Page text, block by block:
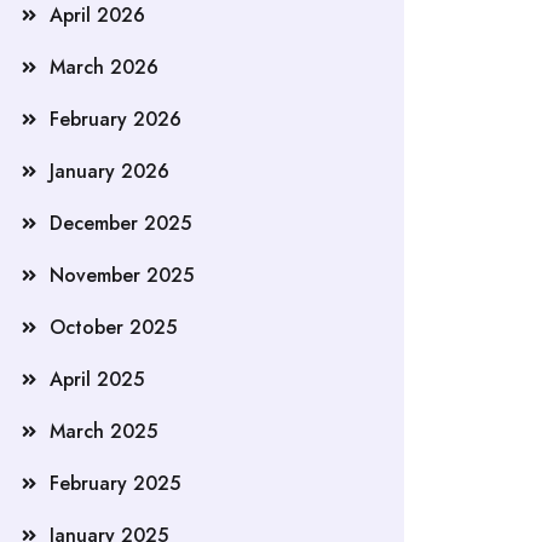
April 2026
March 2026
February 2026
January 2026
December 2025
November 2025
October 2025
April 2025
March 2025
February 2025
January 2025